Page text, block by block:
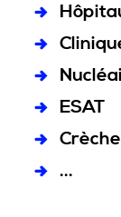
ESAT
...